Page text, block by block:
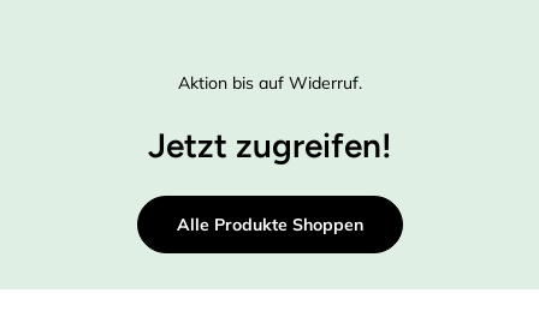
Aktion bis auf Widerruf.
Jetzt zugreifen!
Alle Produkte Shoppen